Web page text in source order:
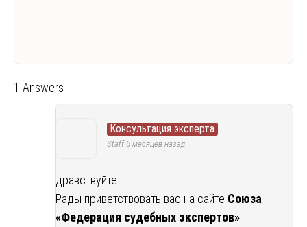
1 Answers
Консультация эксперта
Staff6 месяцев назад
дравствуйте.
Рады приветствовать вас на сайте Союза
«Федерация судебных экспертов»